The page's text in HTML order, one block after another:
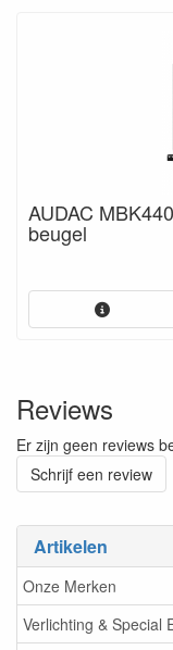
Artikelen
Onze Merken
Verlichting & Special
AUDAC
beugel
Reviews
Er zijn geen reviews
Schrijf een review